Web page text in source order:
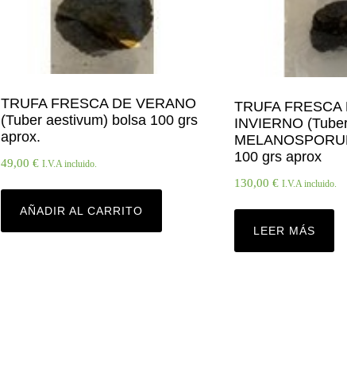
TRUFA FRESCA DE VERANO
(Tuber aestivum) bolsa 100 grs
aprox.
49,00 € I.V.A incluido.
AÑADIR AL CARRITO
TRUFA FRESCA
INVIERNO
100 grs aprox
130,00€ I.V.A incluido.
LEER MÁS